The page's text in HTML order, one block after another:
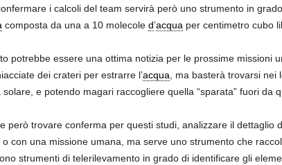
i calcoli del team servirà però uno strumento in
composta da una a 10 molecole d’acqua per centimetro cubo
potrebbe essere una ottima notizia per le prossime missioni
dei crateri per estrarre l’acqua , ma basterà trovarsi
solare, e potendo magari raccogliere quella “sparata” fuori
però trovare conferma per questi studi, analizzare il dettaglio
o con una missione umana, ma serve uno strumento che
strumenti di telerilevamento in grado di identificare gli